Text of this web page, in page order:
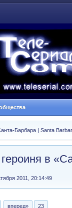
Барбара | Santa
в
2011, 20:14:49
вперед» 23